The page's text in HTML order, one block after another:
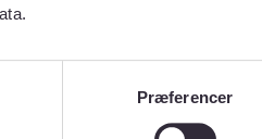
Præferencer